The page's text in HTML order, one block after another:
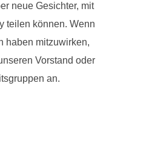
neue Gesichter, mit
teilen können. Wenn
haben mitzuwirken,
Vorstand oder
an.